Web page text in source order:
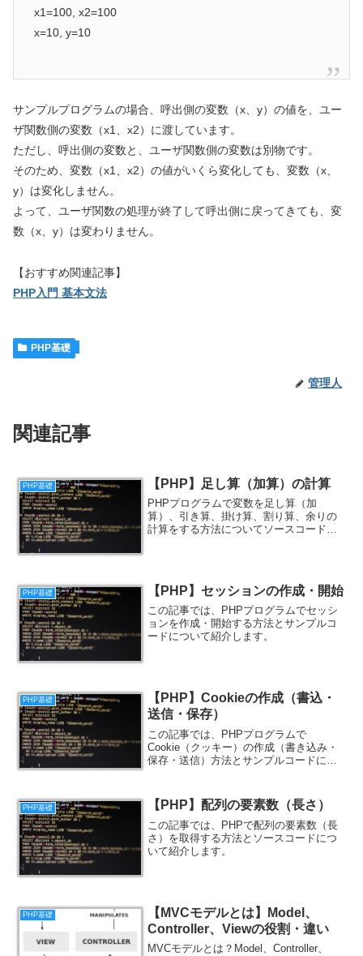
x1=100, x2=100
x=10, y=10
サンプルプログラムの場合、呼出側の変数（x、y）の値を、ユー
ザ関数側の変数（x1、x2）に渡しています。
ただし、呼出側の変数と、ユーザ関数側の変数は別物です。
そのため、変数（x1、x2）の値がいくら変化しても、変数（x、
y）は変化しません。
よって、ユーザ関数の処理が終了して呼出側に戻ってきても、変
数（x、y）は変わりません。
【おすすめ関連記事】
PHP入門 基本文法
PHP基礎
管理人
関連記事
PHP基礎 【PHP】足し算（加算）の計算
PHPプログラムで変数を足し算（加
算）、引き算、掛け算、割り算、余りの
計算をする方法についてソースコード付
PHP基礎 【PHP】セッションの作成・開始
この記事では、PHPプログラムでセッシ
ョンを作成・開始する方法とサンプルコ
ードについて紹介します。
PHP基礎
【PHP】Cookieの作成（書込・
送信・保存）
この記事では、PHPプログラムで
Cookie（クッキー）の作成（書き込み・
保存・送信）方法とサンプルコードにつ
PHP基礎 【PHP】配列の要素数（長さ）
この記事では、PHPで配列の要素数（長
さ）を取得する方法とソースコードにつ
いて紹介します。
PHP基礎
【MVCモデルとは】Model、
Controller、Viewの役割・違い
MVCモデルとは？Model、Controller、